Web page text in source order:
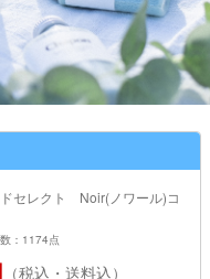
セレクト Noir(ノワール)コ
：1174点
（税込・送料込）